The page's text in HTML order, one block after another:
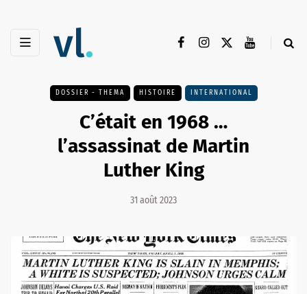
DOSSIER - THEMA HISTOIRE INTERNATIONAL
C’était en 1968 …
l’assassinat de Martin
Luther King
31 août 2023